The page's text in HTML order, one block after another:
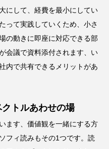
にして、経費を最小にしてい
って実践していくため、小さ
の動きに即座に対応できる部
会議で資料添付されます、い
内で共有できるメリットがあ
トルあわせの場
ます、価値観を一緒にする方
フィ読みもその1つです。読